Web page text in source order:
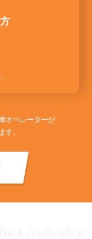
オペレーターが
す。